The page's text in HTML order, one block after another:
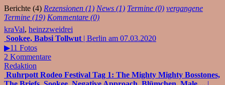
Berichte (4) Rezensionen (1) News (1) Termine (0) vergangene
Termine (19) Kommentare (0)
kraVal, heinzzweidrei
Sookee, Babsi Tollwut | Berlin am 07.03.2020
▶11 Fotos
2 Kommentare
Redaktion
Ruhrpott Rodeo Festival Tag 1: The Mighty Mighty Bosstones,